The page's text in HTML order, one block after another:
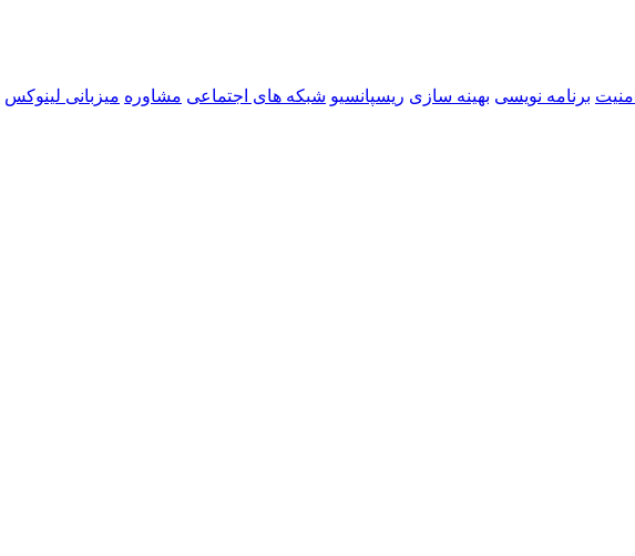
امنیت برنامه نویسی بهینه سازی ریسپانسیو شبکه های اجتماعی مشاوره میزبانی لینوکس